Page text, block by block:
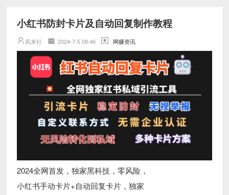
小红书防封卡片及自动回复制作教程
凤来社 2024-7-5 08:46 网赚资讯
2024全网首发，独家黑科技，零风险，
小红书手动卡片+自动回复卡片，独家